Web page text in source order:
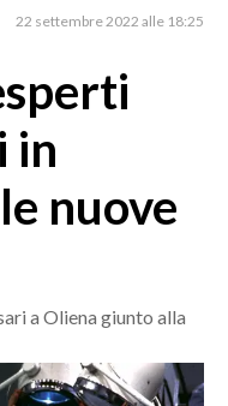
22 settembre 2022 alle 18:25
in
nuove
a Oliena giunto alla